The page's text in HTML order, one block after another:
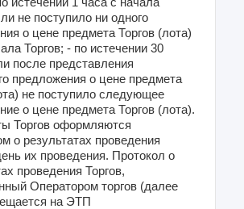
не поступило ни одного
о цене предмета Торгов (лота)
Торгов; - по истечении 30
после представления
предложения о цене предмета
не поступило следующее
о цене предмета Торгов (лота).
Торгов оформляются
о результатах проведения
их проведения. Протокол о
проведения Торгов,
Оператором торгов (далее
на ЭТП